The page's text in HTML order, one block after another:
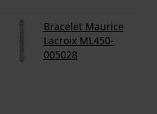
Bracelet Maurice
Lacroix ML450-
005028